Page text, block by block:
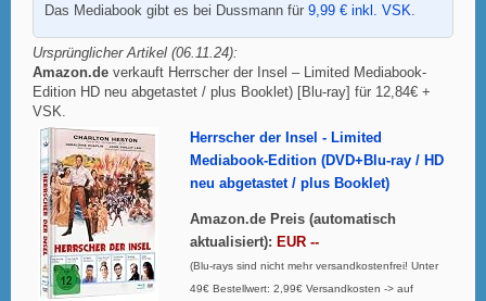
Das Mediabook gibt es bei Dussmann für 9,99 € inkl. VSK
Ursprünglicher Artikel (06.11.24):
Amazon.de verkauft Herrscher der Insel – Limited Mediabook-
Edition HD neu abgetastet / plus Booklet) [Blu-ray] für 12,84€ +
VSK.
Herrscher der Insel - Limited
Mediabook-Edition (DVD+Blu-ray / HD
neu abgetastet / plus Booklet)
Amazon.de Preis (automatisch
aktualisiert): EUR --
(Blu-rays sind nicht mehr versandkostenfrei! Unter
49€ Bestellwert: 2,99€ Versandkosten -> auf